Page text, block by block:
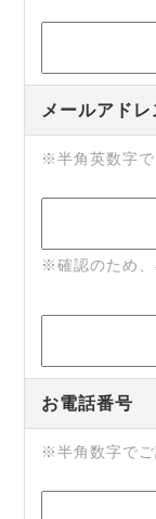
メールアドレ
※半角英数字
※確認のため
お電話番号
※半角数字で